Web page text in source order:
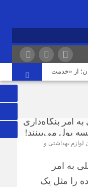
از «خدمت
دوستدار
مشاوران
موضوع
بهداشتی و
به امر
را مثل یک